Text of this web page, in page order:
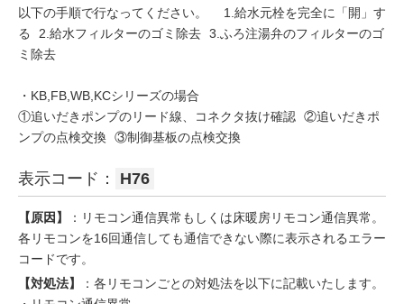
以下の手順で行なってください。 1.給水元栓を完全に「開」す
る 2.給水フィルターのゴミ除去 3.ふろ注湯弁のフィルターのゴ
ミ除去
・KB,FB,WB,KCシリーズの場合
①追いだきポンプのリード線、コネクタ抜け確認 ②追いだきポ
ンプの点検交換 ③制御基板の点検交換
表示コード： H76
【原因】
：リモコン通信異常もしくは床暖房リモコン通信異常。
各リモコンを16回通信しても通信できない際に表示されるエラー
コードです。
【対処法】
：各リモコンごとの対処法を以下に記載いたします。